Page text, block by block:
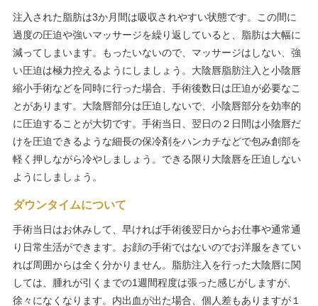
注入された脂肪は3か月間は吸収されやすい状態です。この間に
過度の圧迫や強いマッサージを繰り返していると、脂肪は大幅に
減ってしまいます。もったいないので、マッサージはしない、強
い圧迫は極力控えるようにしましょう。大陰唇脂肪注入と小陰唇
縮小手術などを同時に行った場合、手術後数日は圧迫が必要なこ
とがあります。大陰唇部分は圧迫しないで、小陰唇部分を効率的
に圧迫することが大切です。手術当日、翌日の２日間は小陰唇だ
けを圧迫できるような細長の保冷剤をハンカチなどで包み創部を
軽く押しながら冷やしましょう。できる限り大陰唇を圧迫しない
ようにしましょう。
ダウンタイムについて
手術当日はお休みして、早ければ手術後翌日からお仕事や通常通
り日常生活ができます。お顔の手術ではないのでお洋服をきてい
れば周囲からは全く分かりません。脂肪注入を行った大陰唇に関
しては、腫れが引くまでの1週間程度は張った感じがしますが、
徐々になくなります。内出血が出た場合、個人差もありますが１